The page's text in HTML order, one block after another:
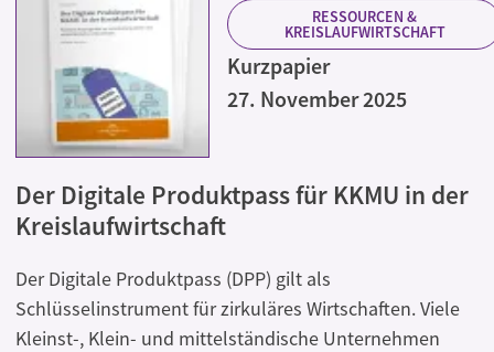
RESSOURCEN &
KREISLAUFWIRTSCHAFT
Kurzpapier
27. November 2025
Der Digitale Produktpass für KKMU in der
Kreislaufwirtschaft
Der Digitale Produktpass (DPP) gilt als
Schlüsselinstrument für zirkuläres Wirtschaften. Viele
Kleinst-, Klein- und mittelständische Unternehmen